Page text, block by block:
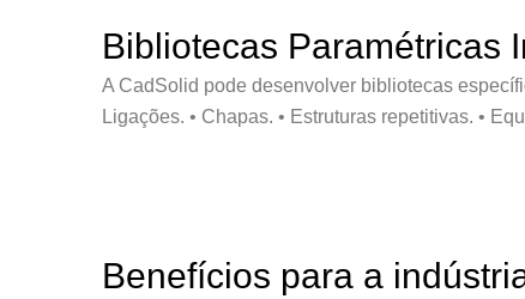
Bibliotecas Paramétricas
A CadSolid pode desenvolver bibliotecas
Ligações. • Chapas. • Estruturas repetitivas. •
Benefícios para a